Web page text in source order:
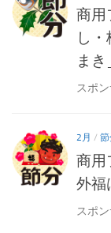
商用
し
ま
スポ
2月 /
商用
外福
スポ